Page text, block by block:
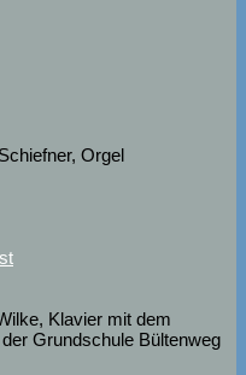
Orgel
Klavier mit dem
Grundschule Bültenweg